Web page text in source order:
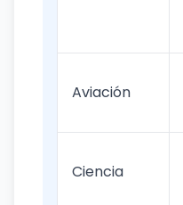
Aviación
Ciencia